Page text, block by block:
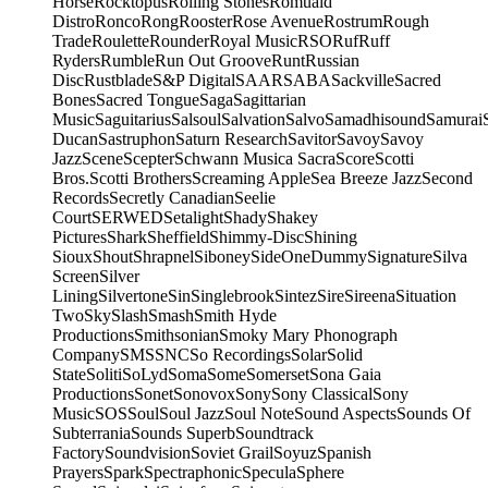
DistroRoncoRongRoosterRose AvenueRostrumRough
TradeRouletteRounderRoyal MusicRSORufRuff
RydersRumbleRun Out GrooveRuntRussian
DiscRustbladeS&P DigitalSAARSABASackvilleSacred
BonesSacred TongueSagaSagittarian
MusicSaguitariusSalsoulSalvationSalvoSamadhisoundSamurai
DucanSastruphonSaturn ResearchSavitorSavoySavoy
JazzSceneScepterSchwann Musica SacraScoreScotti
Bros.Scotti BrothersScreaming AppleSea Breeze JazzSecond
RecordsSecretly CanadianSeelie
CourtSERWEDSetalightShadyShakey
PicturesSharkSheffieldShimmy-DiscShining
SiouxShoutShrapnelSiboneySideOneDummySignatureSilva
ScreenSilver
LiningSilvertoneSinSinglebrookSintezSireSireenaSituation
TwoSkySlashSmashSmith Hyde
ProductionsSmithsonianSmoky Mary Phonograph
CompanySMSSNCSo RecordingsSolarSolid
StateSolitiSoLydSomaSomeSomersetSona Gaia
ProductionsSonetSonovoxSonySony ClassicalSony
MusicSOSSoulSoul JazzSoul NoteSound AspectsSounds Of
SubterraniaSounds SuperbSoundtrack
FactorySoundvisionSoviet GrailSoyuzSpanish
PrayersSparkSpectraphonicSpeculaSphere